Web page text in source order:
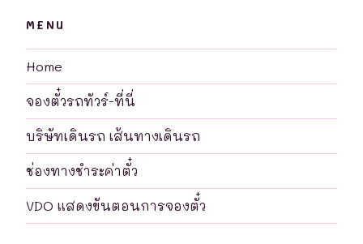
MENU
Home
จองตั๋วรถทัวร์-ที่นี่
บริษัทเดินรถ เส้นทางเดินรถ
ช่องทางชำระค่าตั๋ว
VDO แสดงขันตอนการจองตั๋ว